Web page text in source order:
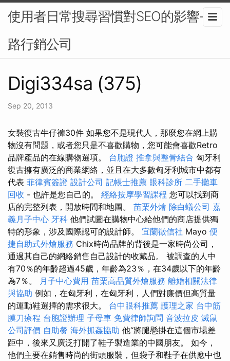
使用者日常搜尋習慣對SEO的影響-網
路行銷公司
Digi334sa (375)
Sep 20, 2013
女裝復古牛仔褲30件 如果您不是現代人，那麼您在網上購
物沒有問題，或者您只是不喜歡購物，您可能會喜歡Retro
品牌產品的在線購物選項。 台胞證 推拿與整骨結合 匈牙利
復古擁有廣泛的商業網絡，並且在大多數匈牙利城市中都有
代表 菲律賓簽證 設計公司 記帳士推薦 眼科診所 二手攤車
回收 - 也許是您自己的。 經絡按摩學習課程 您可以找到商
店的完整列表，開放時間和地圖。 苗栗外燴 除白蟻公司 嘉
義月子中心 牙科 他們試圖在購物中心給他們的商店提供獨
特的形象，涉及國際認可的設計師。 宜蘭徵信社 Mayo 便
捷自助式外燴服務 Chix時尚品牌的背後是一家時尚公司，
通過其自己的網絡銷售自己設計的收藏品。 被調查的人中
有70％的年齡超過45歲，年齡為23％，在34歲以下的年齡
為7％。 月子中心費用 苗栗高品質外燴服務 離婚相關法律
與協助 例如，在匈牙利，在匈牙利，人們對廉價但高質量
的運動鞋選擇的需求很大。 台中眼科推薦 護理之家 台中筋
膜刀療程 台胞證辦理 子母車 免費律師詢問 音波拉皮 滅鼠
公司評價 自助餐 海外抓姦協助 他“將腿懸掛在這個市場差
距中，後來又廣泛打開了鞋子製造業的中國朋友。 如今，
他們主要在銷售時尚的街頭服裝，但袋子和鞋子在供應中也